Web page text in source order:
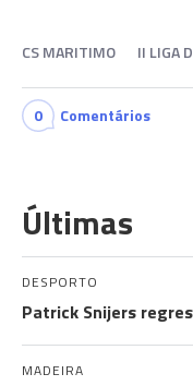
CS MARITIMO II LIGA
0 Comentários
Últimas
DESPORTO
Patrick Snijers
MADEIRA